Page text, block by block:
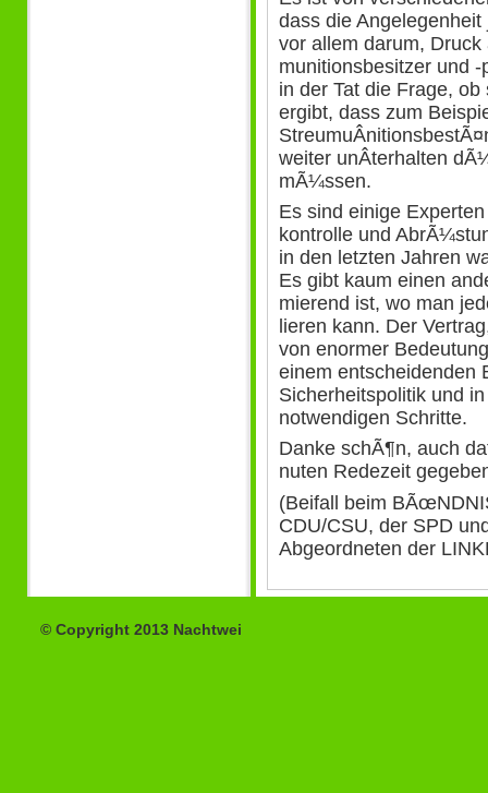
dass die
vor allem darum,
munitionsbesitzer und
in der Tat die Frage,
ergibt, dass zum
weiter unÂ­terhalten
mÃ¼ssen.
Es sind einige
kontrolle und
in den letzten Jahren
Es gibt kaum einen
mierend ist, wo man
lieren kann. Der
von enormer
einem entscheidenden
Sicherheitspolitik und
notwendigen Schritte.
Danke schÃ¶n, auch
nuten Redezeit
(Beifall beim
CDU/CSU, der SPD
Abgeordneten der
© Copyright 2013 Nachtwei